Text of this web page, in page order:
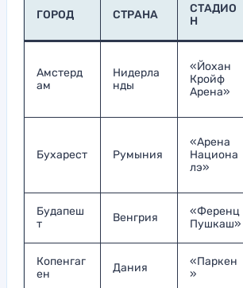
ГОРОД СТРАНА
СТАДИО
Н
Амстерд
ам
Нидерла
нды
«Йохан
Кройф
Арена»
Бухарест Румыния
«Арена
Национа
лэ»
Будапеш
т
Венгрия
«Ференц
Пушкаш»
Копенгаг
ен
Дания
«Паркен
»